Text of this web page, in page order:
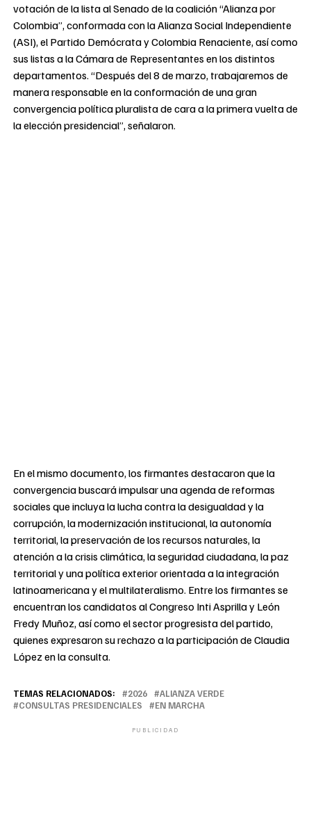
votación de la lista al Senado de la coalición “Alianza por
Colombia”, conformada con la Alianza Social Independiente
(ASI), el Partido Demócrata y Colombia Renaciente, así como
sus listas a la Cámara de Representantes en los distintos
departamentos. “Después del 8 de marzo, trabajaremos de
manera responsable en la conformación de una gran
convergencia política pluralista de cara a la primera vuelta de
la elección presidencial”, señalaron.
En el mismo documento, los firmantes destacaron que la
convergencia buscará impulsar una agenda de reformas
sociales que incluya la lucha contra la desigualdad y la
corrupción, la modernización institucional, la autonomía
territorial, la preservación de los recursos naturales, la
atención a la crisis climática, la seguridad ciudadana, la paz
territorial y una política exterior orientada a la integración
latinoamericana y el multilateralismo. Entre los firmantes se
encuentran los candidatos al Congreso Inti Asprilla y León
Fredy Muñoz, así como el sector progresista del partido,
quienes expresaron su rechazo a la participación de Claudia
López en la consulta.
TEMAS RELACIONADOS: 2026
ALIANZA VERDE
CONSULTAS PRESIDENCIALES
EN MARCHA
PUBLICIDAD